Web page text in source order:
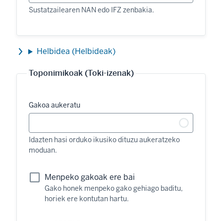
Sustatzailearen NAN edo IFZ zenbakia.
Helbidea (Helbideak)
Toponimikoak (Toki-izenak)
Gakoa aukeratu
Idazten hasi orduko ikusiko dituzu aukeratzeko
moduan.
Menpeko gakoak ere bai
Gako honek menpeko gako gehiago baditu,
horiek ere kontutan hartu.